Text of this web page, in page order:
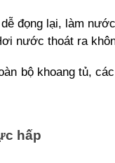
đọng lại, làm
nước thoát ra
bộ khoang tủ,
hấp